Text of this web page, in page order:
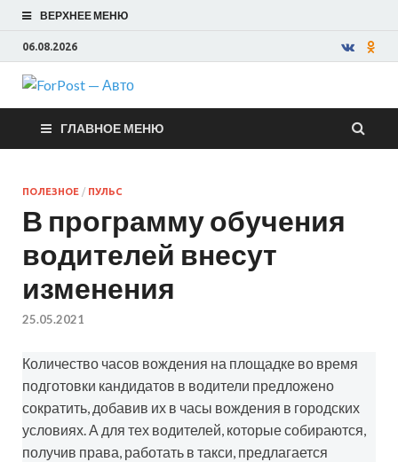
ВЕРХНЕЕ МЕНЮ
06.08.2026
ForPost —
Авто
ГЛАВНОЕ МЕНЮ
ПОЛЕЗНОЕ / ПУЛЬС
В программу обучения
водителей внесут
изменения
25.05.2021
Количество часов вождения на площадке во время
подготовки кандидатов в водители предложено
сократить, добавив их в часы вождения в городских
условиях. А для тех водителей, которые собираются,
получив права, работать в такси, предлагается